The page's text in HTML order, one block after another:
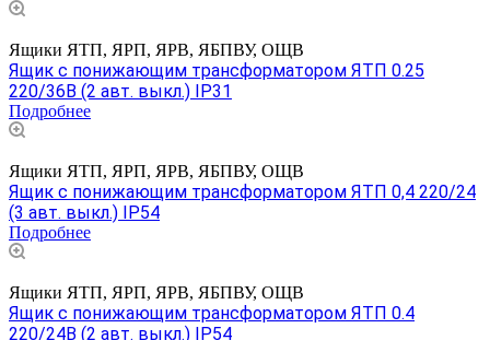
Ящики ЯТП, ЯРП, ЯРВ, ЯБПВУ, ОЩВ
Ящик с понижающим трансформатором ЯТП 0.25
220/36В (2 авт. выкл.) IP31
Подробнее
Ящики ЯТП, ЯРП, ЯРВ, ЯБПВУ, ОЩВ
Ящик с понижающим трансформатором ЯТП 0,4 220/24
(3 авт. выкл.) IP54
Подробнее
Ящики ЯТП, ЯРП, ЯРВ, ЯБПВУ, ОЩВ
Ящик с понижающим трансформатором ЯТП 0.4
220/24В (2 авт. выкл.) IP54